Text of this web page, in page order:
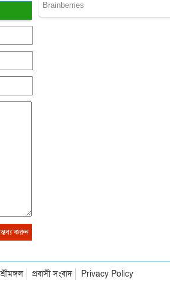
শ্রীমঙ্গল প্রবাসী সংবাদ Privacy Policy